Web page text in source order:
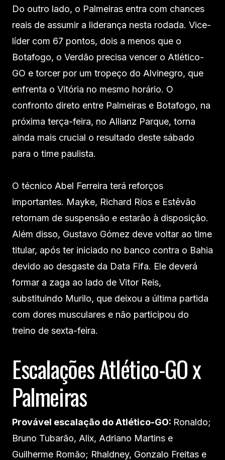
Do outro lado, o Palmeiras entra com chances
reais de assumir a liderança nesta rodada. Vice-
líder com 67 pontos, dois a menos que o
Botafogo, o Verdão precisa vencer o Atlético-
GO e torcer por um tropeço do Alvinegro, que
enfrenta o Vitória no mesmo horário. O
confronto direto entre Palmeiras e Botafogo, na
próxima terça-feira, no Allianz Parque, torna
ainda mais crucial o resultado deste sábado
para o time paulista.
O técnico Abel Ferreira terá reforços
importantes. Mayke, Richard Rios e Estêvão
retornam de suspensão e estarão à disposição.
Além disso, Gustavo Gómez deve voltar ao time
titular, após ter iniciado no banco contra o Bahia
devido ao desgaste da Data Fifa. Ele deverá
formar a zaga ao lado de Vitor Reis,
substituindo Murilo, que deixou a última partida
com dores musculares e não participou do
treino de sexta-feira.
Escalações Atlético-GO x
Palmeiras
Provável escalação do Atlético-GO: Ronaldo;
Bruno Tubarão, Alix, Adriano Martins e
Guilherme Romão; Rhaldney, Gonzalo Freitas e